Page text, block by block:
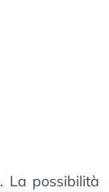
. La possibilità